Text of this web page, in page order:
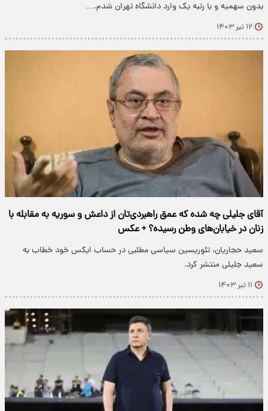
بدون سهمیه و با رتبه یک وارد دانشگاه تهران شدم.…
۱۲ تیر ۱۴۰۳
آقای جلیلی چه شده که عمق راهبردی‌تان از داعش و سوریه به مقابله با
زنان در خیابان‌های وطن رسیده؟ + عکس
سعید حجاریان، تئوریسین سیاسی مطلبی در حساب ایکس خود خطاب به
سعید جلیلی منتشر کرد.
۱۱ تیر ۱۴۰۳